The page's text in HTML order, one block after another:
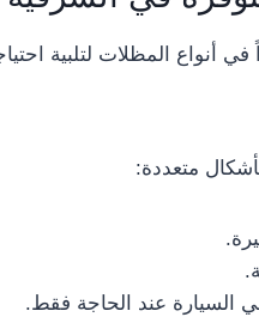
أنواع المظلات لتلبية
متعددة:
السيارة عند الحاجة فقط.